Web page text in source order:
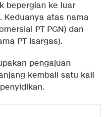
bepergian ke luar
Keduanya atas nama
PT PGN) dan
PT Isargas).
pengajuan
kembali satu kali